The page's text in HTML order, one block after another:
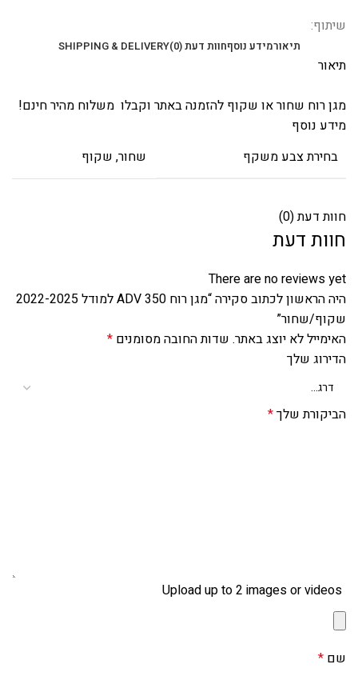
שיתוף:
תיאורמידע נוסףחוות דעת (0) SHIPPING & DELIVERY
תיאור
מגן רוח שחור או שקוף להזמנה באתר וקבלו משלוח מהיר חינם!
מידע נוסף
בחירת צבע משקף
שחור, שקוף
חוות דעת (0)
חוות דעת
There are no reviews yet
היה הראשון לכתוב סקירה “מגן רוח ADV 350 למודל 2022-2025
שקוף/שחור”
האימייל לא יוצג באתר. שדות החובה מסומנים *
הדירוג שלך
הביקורת שלך*
Upload up to 2 images or videos
שם *